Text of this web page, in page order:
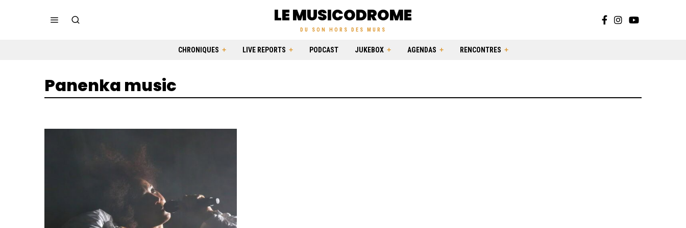
LE MUSICODROME
DU SON HORS DES MURS
CHRONIQUES LIVE REPORTS PODCAST JUKEBOX AGENDAS RENCONTRES
Panenka music